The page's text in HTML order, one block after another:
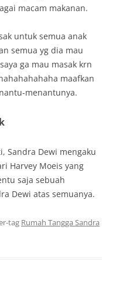
macam makanan.
untuk semua anak
semua yg dia mau
ga mau masak krn
maafkan
menantunya.
Sandra Dewi mengaku
Harvey Moeis yang
saja sebuah
Dewi atas semuanya.
tag Rumah Tangga Sandra